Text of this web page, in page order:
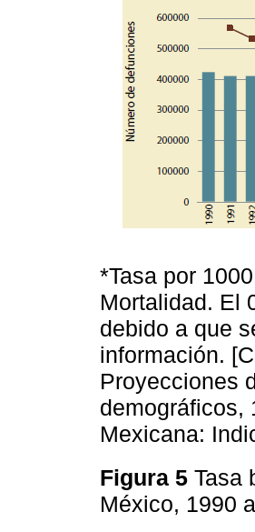
*Tasa por
Mortalidad. El
debido a que
información.
Proyecciones
demográficos,
Mexicana:
Figura 5 Tasa
México, 1990